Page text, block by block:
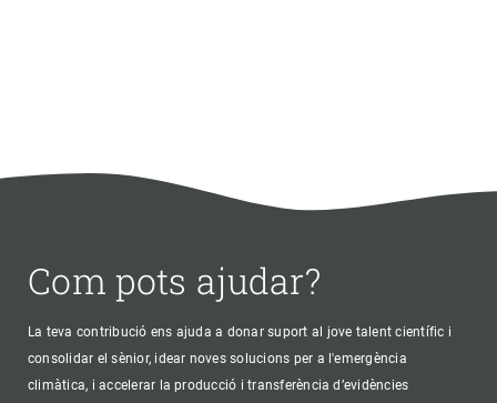
Com pots ajudar?
La teva contribució ens ajuda a donar suport al jove talent científic i
consolidar el sènior, idear noves solucions per a l'emergència
climàtica, i accelerar la producció i transferència d’evidències